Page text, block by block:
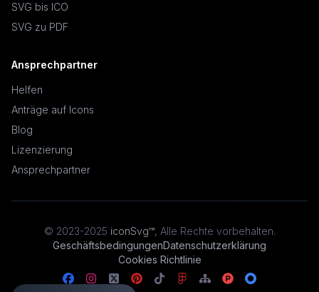
SVG bis ICO
SVG zu PDF
Ansprechpartner
Helfen
Anträge auf Icons
Blog
Lizenzierung
Ansprechpartner
© 2023-2025 iconSvg™, Alle Rechte vorbehalten.
GeschäftsbedingungenDatenschutzerklärung
Cookies Richtlinie